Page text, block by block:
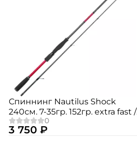
Спиннинг Nautilus Shock
240см. 7-35гр. 152гр. extra fast /
NSHS-802MH
3 750 ₽
на
аккаунт